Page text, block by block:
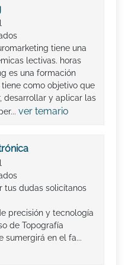
tiene una
lectivas. horas
es una formación
como objetivo que
desarrollar y aplicar las
ver temario
tus dudas solicítanos
precisión y tecnología
de Topografía
sumergirá en el fa...